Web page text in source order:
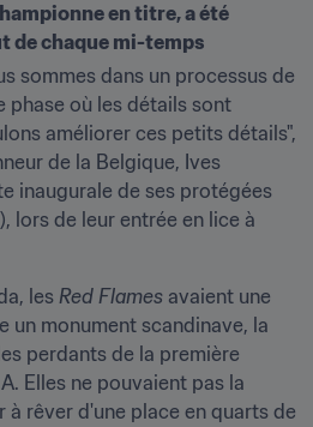
en titre, a été
de chaque mi-temps
sommes dans un processus de
phase où les détails sont
améliorer ces petits détails",
de la Belgique, Ives
inaugurale de ses protégées
lors de leur entrée en lice à
les Red Flames avaient une
un monument scandinave, la
perdants de la première
Elles ne pouvaient pas la
rêver d'une place en quarts de